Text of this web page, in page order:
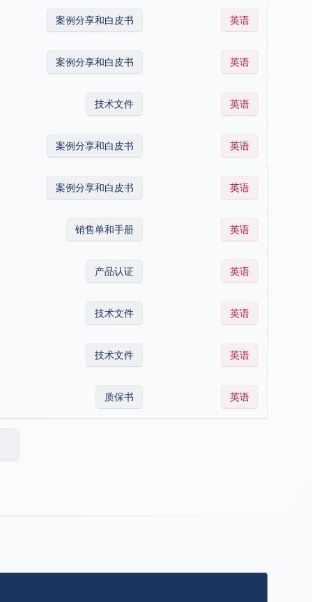
案例分享和白皮书 英语
案例分享和白皮书 英语
技术文件 英语
案例分享和白皮书 英语
案例分享和白皮书 英语
销售单和手册 英语
产品认证 英语
技术文件 英语
技术文件 英语
质保书 英语